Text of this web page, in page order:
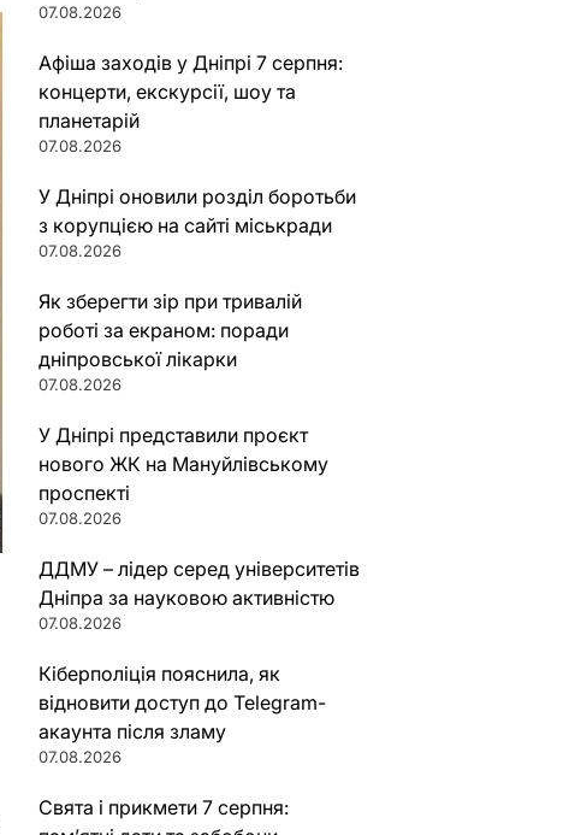
07.08.2026
Афіша заходів у Дніпрі 7 серпня:
концерти, екскурсії, шоу та
планетарій
07.08.2026
У Дніпрі оновили розділ боротьби
з корупцією на сайті міськради
07.08.2026
Як зберегти зір при тривалій
роботі за екраном: поради
дніпровської лікарки
07.08.2026
У Дніпрі представили проєкт
нового ЖК на Мануйлівському
проспекті
07.08.2026
ДДМУ – лідер серед університетів
Дніпра за науковою активністю
07.08.2026
Кіберполіція пояснила, як
відновити доступ до Telegram-
акаунта після зламу
07.08.2026
Свята і прикмети 7 серпня: